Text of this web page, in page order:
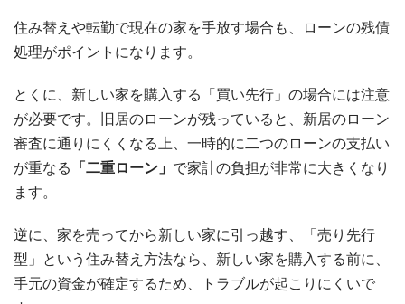
住み替えや転勤で現在の家を手放す場合も、ローンの残債
処理がポイントになります。
とくに、新しい家を購入する「買い先行」の場合には注意
が必要です。旧居のローンが残っていると、新居のローン
審査に通りにくくなる上、一時的に二つのローンの支払い
が重なる
「二重ローン」 で家計の負担が非常に大きくなり
ます。
逆に、家を売ってから新しい家に引っ越す、「売り先行
型」という住み替え方法なら、新しい家を購入する前に、
手元の資金が確定するため、トラブルが起こりにくいで